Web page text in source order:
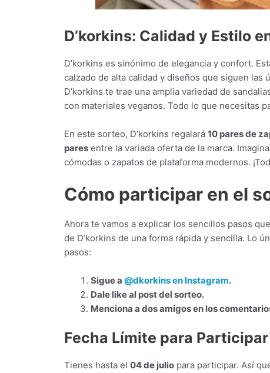
D’korkins: Calidad y Estilo
D’korkins es sinónimo de elegancia y confort.
calzado de alta calidad y diseños que siguen las
D’korkins te trae una amplia variedad de
con materiales veganos. Todo lo que necesitas
En este sorteo, D’korkins regalará 10 pares de
paresentre la variada oferta de la marca.
cómodas o zapatos de plataforma modernos.
Cómo participar en el
Ahora te vamos a explicar los sencillos pasos
de D’korkins de una forma rápida y sencilla. Lo
pasos:
Sigue a @dkorkins en Instagram.
Dale like al post del sorteo.
Menciona a dos amigos en los
Fecha Límite para Participar
Tienes hasta el 04 de juliopara participar. Así